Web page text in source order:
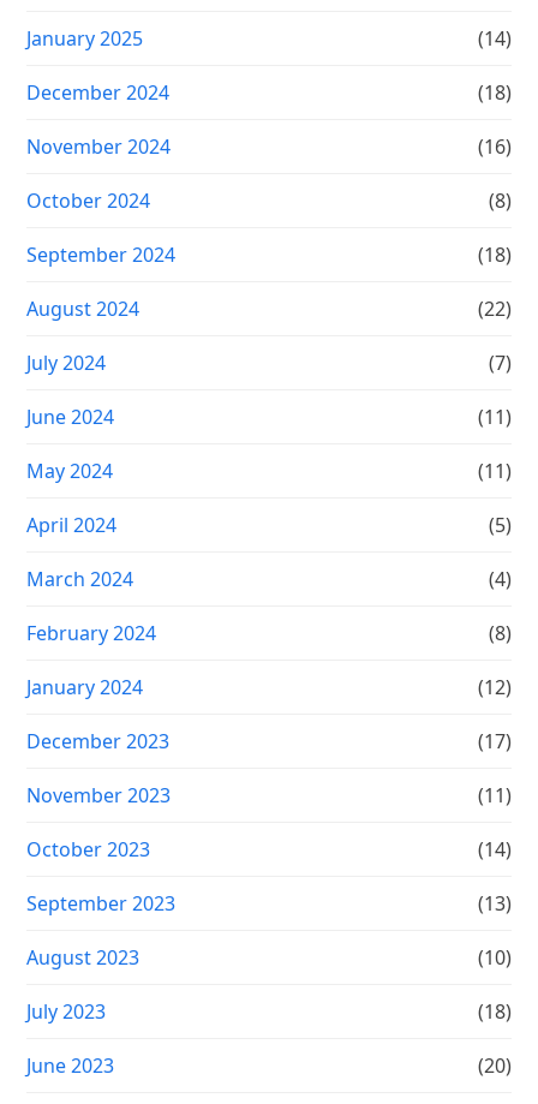
January 2025 (14)
December 2024 (18)
November 2024 (16)
October 2024 (8)
September 2024 (18)
August 2024 (22)
July 2024 (7)
June 2024 (11)
May 2024 (11)
April 2024 (5)
March 2024 (4)
February 2024 (8)
January 2024 (12)
December 2023 (17)
November 2023 (11)
October 2023 (14)
September 2023 (13)
August 2023 (10)
July 2023 (18)
June 2023 (20)